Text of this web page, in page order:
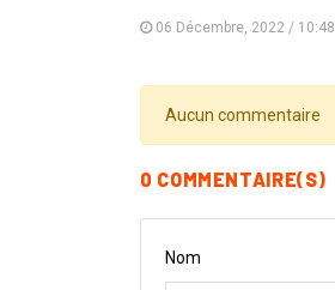
06 Décembre, 2022 / 10:48
Aucun commentaire
0 COMMENTAIRE(S)
Nom